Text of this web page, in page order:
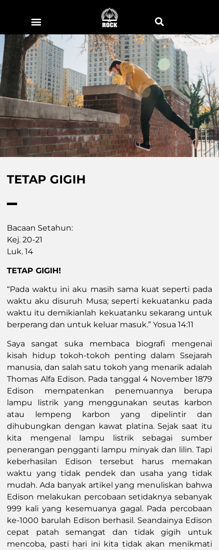
TETAP GIGIH
Bacaan Setahun:
Kej. 20-21
Luk. 14
TETAP GIGIH!
“Pada waktu ini aku masih sama kuat seperti pada
waktu aku disuruh Musa; seperti kekuatanku pada
waktu itu demikianlah kekuatanku sekarang untuk
berperang dan untuk keluar masuk.” Yosua 14:11
Saya sangat suka membaca biografi mengenai
kisah hidup tokoh-tokoh penting dalam Ssejarah
manusia, dan salah satu tokoh yang menarik adalah
Thomas Alfa Edison. Pada tanggal 4 November 1879
Edison mempatenkan penemuannya berupa
lampu listrik yang menggunakan seutas karbon
atau lempeng karbon yang dipelintir dan
dihubungkan dengan kawat platina. Sejak saat itu
kita mengenal lampu listrik sebagai sumber
penerangan pengganti lampu minyak dan lilin. Tapi
keberhasilan Edison tersebut harus memakan
waktu yang tidak pendek dan usaha yang tidak
mudah. Ada banyak artikel yang menuliskan bahwa
Edison melakukan percobaan setidaknya sebanyak
999 kali yang kesemuanya gagal. Pada percobaan
ke-1000 barulah Edison berhasil. Seandainya Edison
cepat patah semangat dan tidak gigih untuk
mencoba, pasti hari ini kita tidak akan menikmati